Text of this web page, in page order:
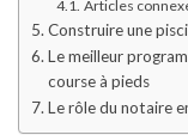
Articles
Construire une
Le meilleur
course à pieds
Le rôle du notaire